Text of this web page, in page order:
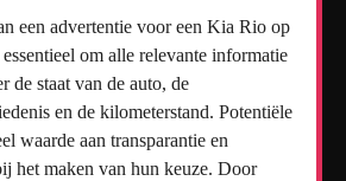
een advertentie voor een Kia Rio op
om alle relevante informatie
de staat van de auto, de
en de kilometerstand. Potentiële
waarde aan transparantie en
het maken van hun keuze. Door